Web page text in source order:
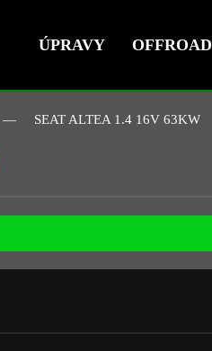
ÚPRAVY OFFROAD
SEAT ALTEA 1.4 16V 63KW